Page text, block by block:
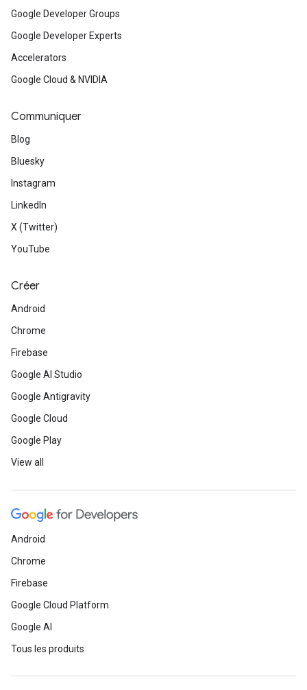
Google Developer Groups
Google Developer Experts
Accelerators
Google Cloud & NVIDIA
Communiquer
Blog
Bluesky
Instagram
LinkedIn
X (Twitter)
YouTube
Créer
Android
Chrome
Firebase
Google AI Studio
Google Antigravity
Google Cloud
Google Play
View all
Android
Chrome
Firebase
Google Cloud Platform
Google AI
Tous les produits